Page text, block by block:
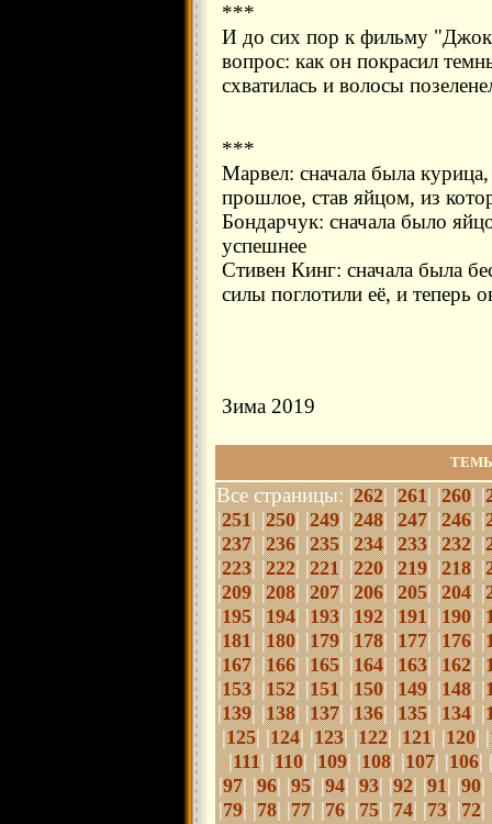
***
И до сих пор к фильму
вопрос: как он покрасил
схватилась и волосы
***
Марвел: сначала была
прошлое, став яйцом, из
Бондарчук: сначала было
успешнее
Стивен Кинг: сначала была
силы поглотили её, и теперь
Зима 2019
Все страницы: |262| |261| |260| |
|251| |250| |249| |248| |247| |246| |
|237| |236| |235| |234| |233| |232| |
|223| |222| |221| |220| |219| |218| |
|209| |208| |207| |206| |205| |204| |
|195| |194| |193| |192| |191| |190| |
|181| |180| |179| |178| |177| |176| |
|167| |166| |165| |164| |163| |162| |
|153| |152| |151| |150| |149| |148| |
|139| |138| |137| |136| |135| |134| |
|125| |124| |123| |122| |121| |120| |
|111| |110| |109| |108| |107| |106|
|97| |96| |95| |94| |93| |92| |91| |90|
|79| |78| |77| |76| |75| |74| |73| |72|